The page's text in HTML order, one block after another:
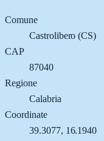
Comune
Castrolibero (CS)
CAP
87040
Regione
Calabria
Coordinate
39.3077, 16.1940